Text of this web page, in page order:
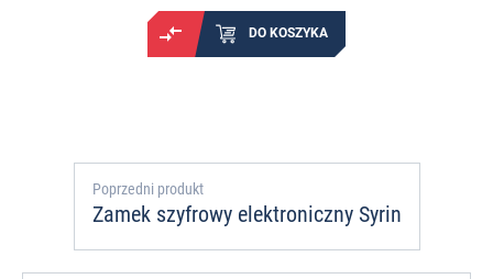
DO KOSZYKA
Poprzedni produkt
Zamek szyfrowy elektroniczny Syrin